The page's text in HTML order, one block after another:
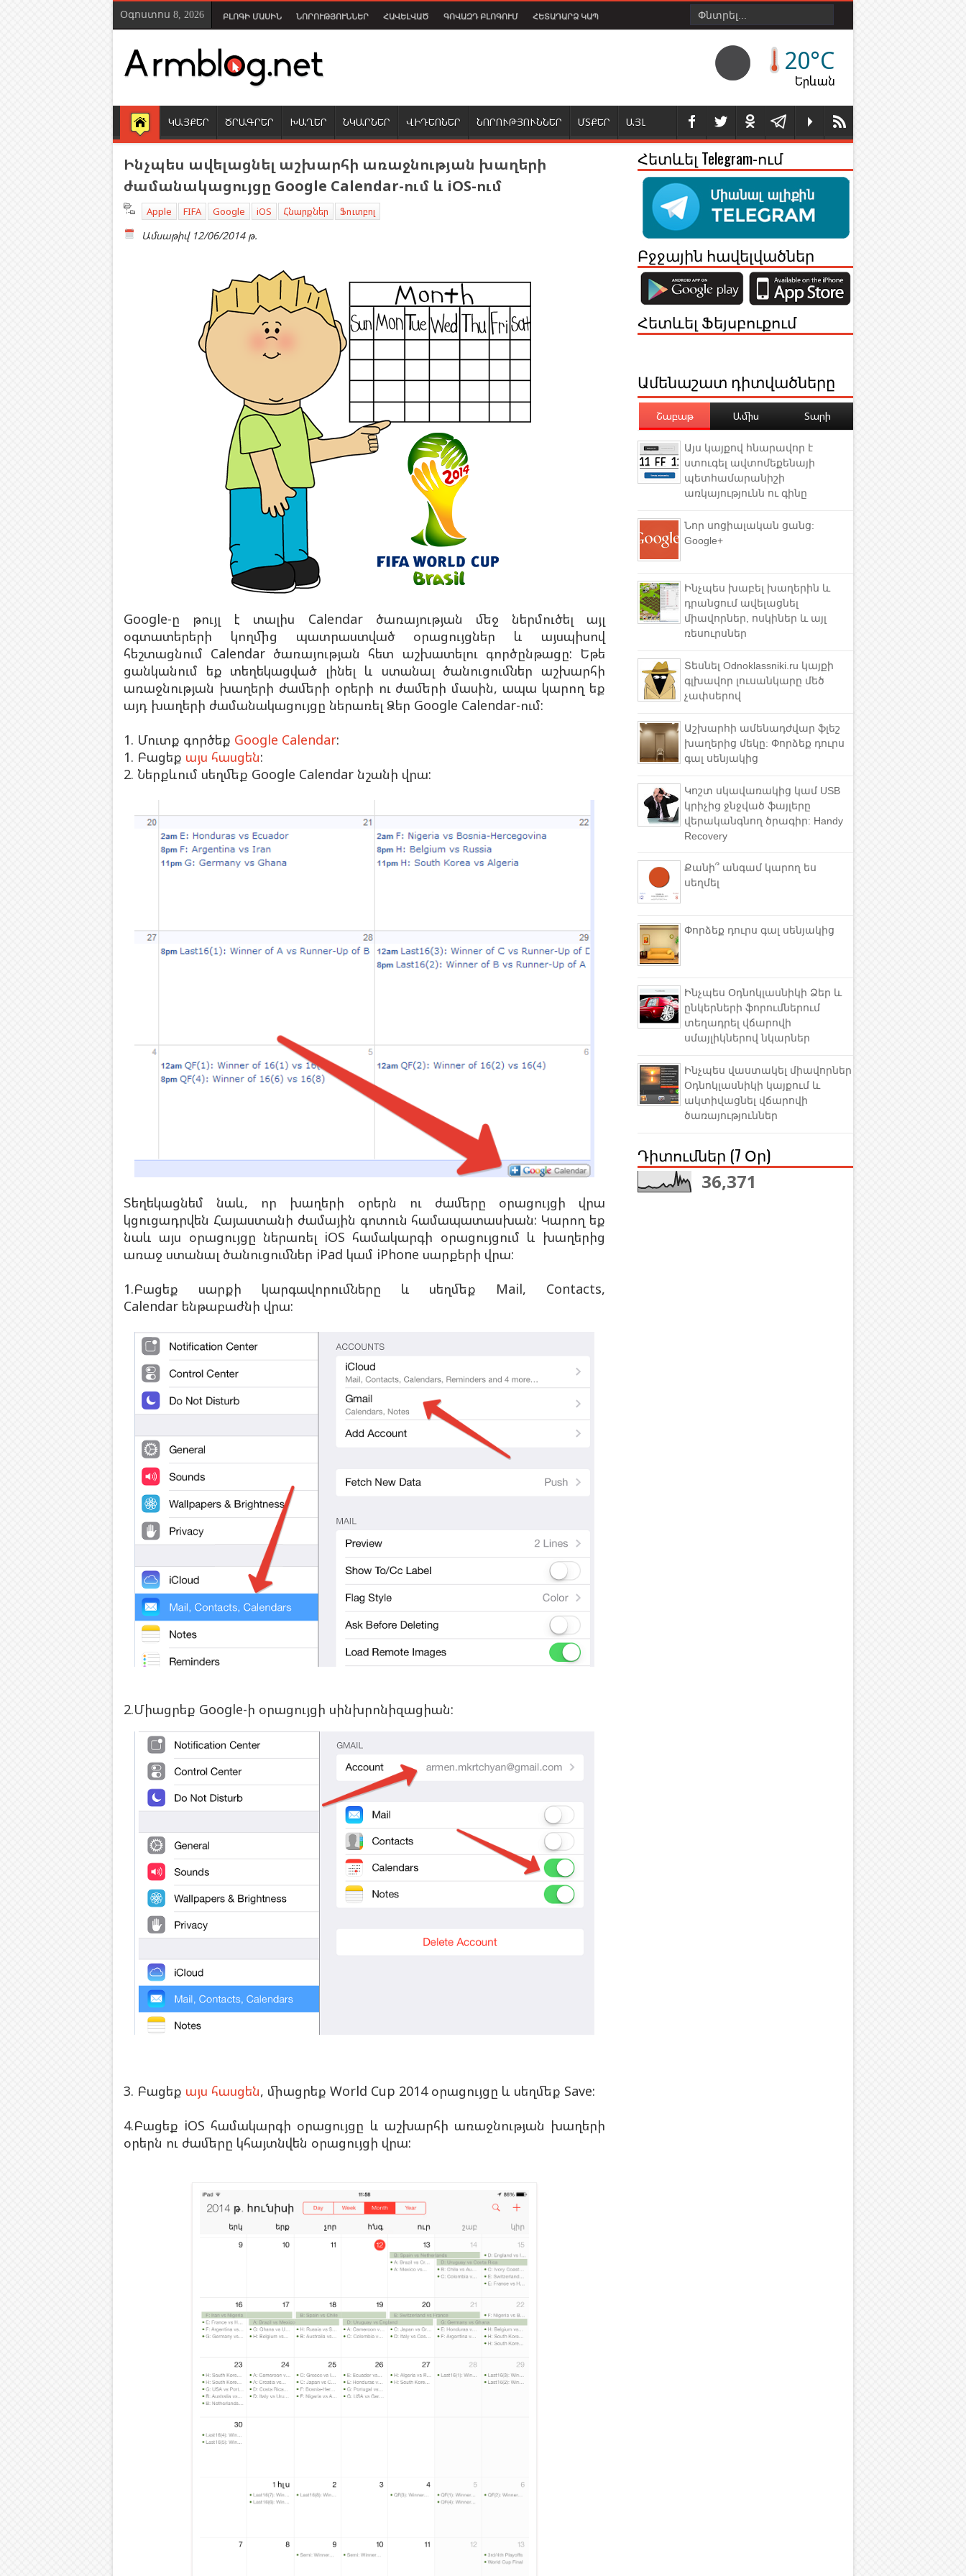
Օգոստոս 8, 2026 ԲԼՈԳԻ ՄԱՍԻՆ ՆՈՐՈՒԹՅՈՒՆՆԵՐ ՀԱՎԵԼՎԱԾ ԳՈՎԱԶԴ ԲԼՈԳՈՒՄ ՀԵՏԱԴԱՐՁ ԿԱՊ
20°C
Երևան
ԿԱՅՔԵՐ ԾՐԱԳՐԵՐ ԽԱՂԵՐ ՆԿԱՐՆԵՐ ՎԻԴԵՈՆԵՐ ՆՈՐՈՒԹՅՈՒՆՆԵՐ ՄՏՔԵՐ ԱՅԼ
Ինչպես ավելացնել աշխարհի առաջնության խաղերի
ժամանակացույցը Google Calendar-ում և iOS-ում
Apple FIFA Google iOS Հնարքներ Ֆուտբոլ
Ամսաթիվ 12/06/2014 թ.
Google-ը թույլ է տալիս Calendar ծառայության մեջ ներմուծել այլ
օգտատերերի կողմից պատրաստված օրացույցներ և այսպիսով
հեշտացնում Calendar ծառայության հետ աշխատելու գործընթացը: Եթե
ցանկանում եք տեղեկացված լինել և ստանալ ծանուցումներ աշխարհի
առաջնության խաղերի ժամերի օրերի ու ժամերի մասին, ապա կարող եք
այդ խաղերի ժամանակացույցը ներառել Ձեր Google Calendar-ում:
1. Մուտք գործեք Google Calendar:
1. Բացեք այս հասցեն:
2. Ներքևում սեղմեք Google Calendar նշանի վրա:
Տեղեկացնեմ նաև, որ խաղերի օրերն ու ժամերը օրացույցի վրա
կցուցադրվեն Հայաստանի ժամային գոտուն համապատասխան: Կարող եք
նաև այս օրացույցը ներառել iOS համակարգի օրացույցում և խաղերից
առաջ ստանալ ծանուցումներ iPad կամ iPhone սարքերի վրա:
1.Բացեք սարքի կարգավորումները և սեղմեք Mail, Contacts,
Calendar ենթաբաժնի վրա:
2.Միացրեք Google-ի օրացույցի սինխրոնիզացիան:
3. Բացեք այս հասցեն, միացրեք World Cup 2014 օրացույցը և սեղմեք Save:
4.Բացեք iOS համակարգի օրացույցը և աշխարհի առաջնության խաղերի
օրերն ու ժամերը կհայտնվեն օրացույցի վրա:
Հետևել Telegram-ում
Բջջային հավելվածներ
Հետևել Ֆեյսբուքում
Ամենաշատ դիտվածները
Շաբաթ Ամիս Տարի
Այս կայքով հնարավոր է
ստուգել ավտոմեքենայի
պետհամարանիշի
առկայությունն ու գինը
Նոր սոցիալական ցանց:
Google+
Ինչպես խաբել խաղերին և
դրանցում ավելացնել
միավորներ, ոսկիներ և այլ
ռեսուրսներ
Տեսնել Odnoklassniki.ru կայքի
գլխավոր լուսանկարը մեծ
չափսերով
Աշխարհի ամենադժվար ֆլեշ
խաղերից մեկը: Փորձեք դուրս
գալ սենյակից
Կոշտ սկավառակից կամ USB
կրիչից ջնջված ֆայլերը
վերականգնող ծրագիր: Handy
Recovery
Քանի՞ անգամ կարող ես
սեղմել
Փորձեք դուրս գալ սենյակից
Ինչպես Օդնոկլասնիկի Ձեր և
ընկերների ֆորումներում
տեղադրել վճարովի
սմայլիկներով նկարներ
Ինչպես վաստակել միավորներ
Օդնոկլասնիկի կայքում և
ակտիվացնել վճարովի
ծառայություններ
Դիտումներ (7 Օր)
36,371